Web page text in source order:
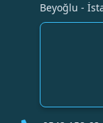
Beyoğlu -